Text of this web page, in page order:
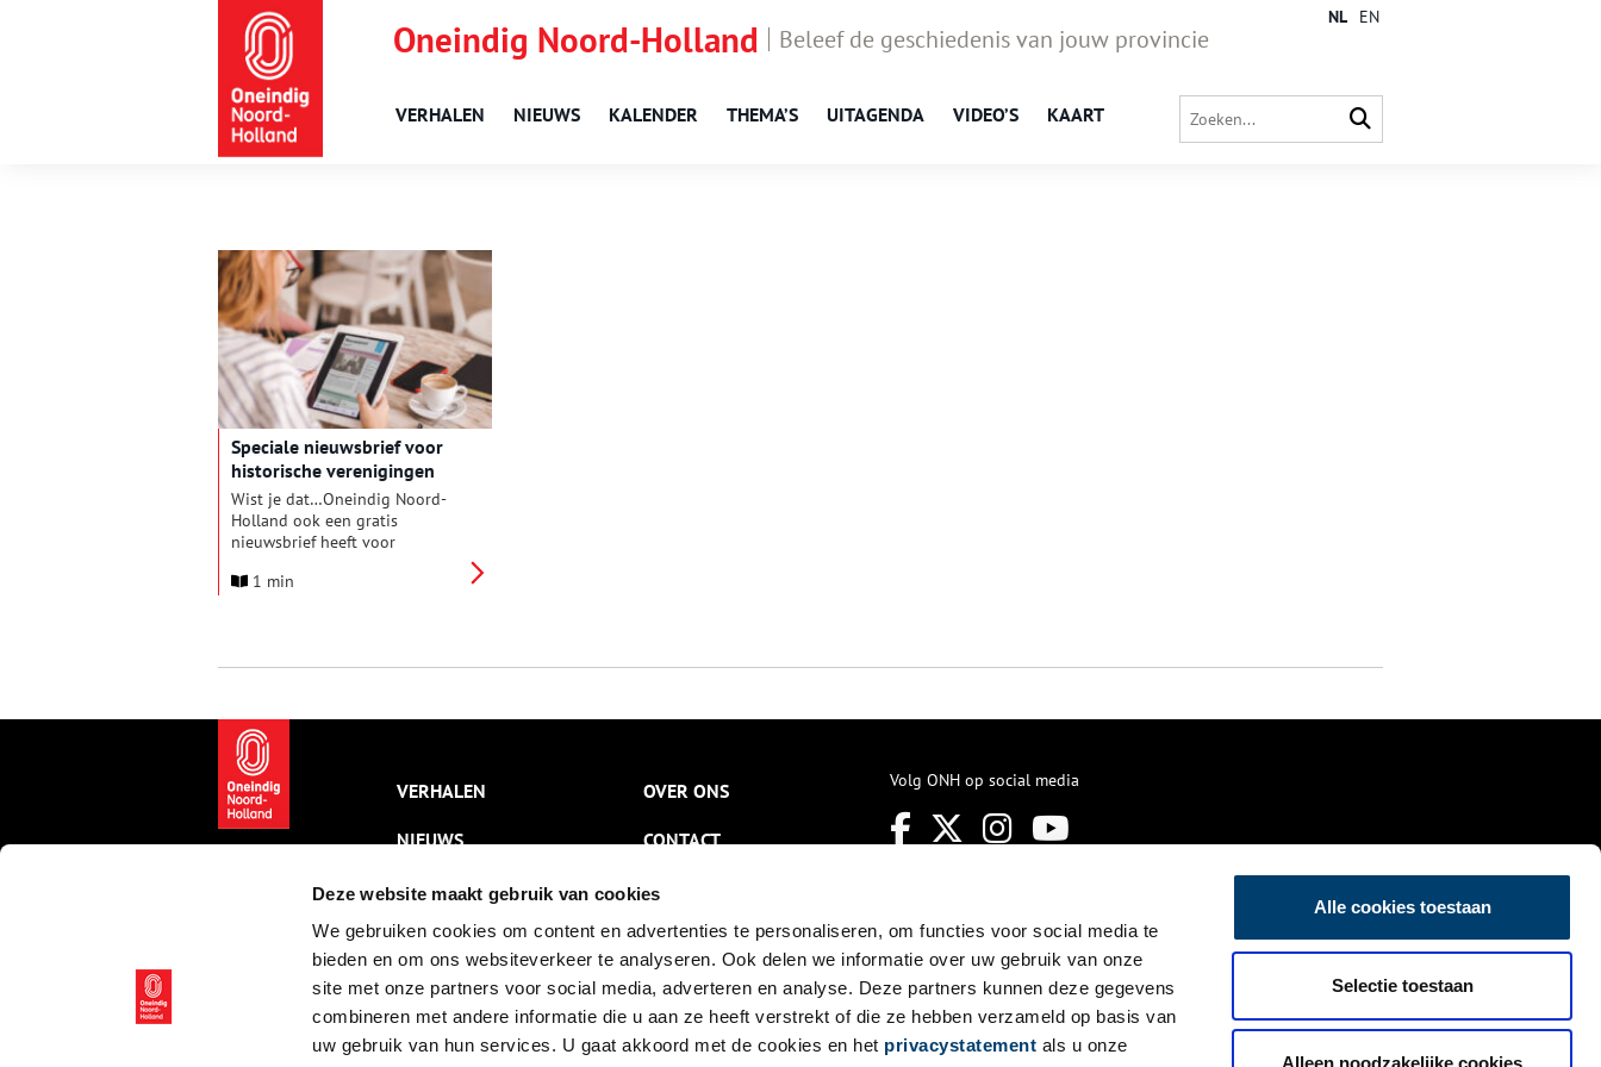
Deze website maakt gebruik van cookies
We gebruiken cookies om content en advertenties te personaliseren, om functies voor social media te
bieden en om ons websiteverkeer te analyseren. Ook delen we informatie over uw gebruik van onze
site met onze partners voor social media, adverteren en analyse. Deze partners kunnen deze gegevens
combineren met andere informatie die u aan ze heeft verstrekt of die ze hebben verzameld op basis van
uw gebruik van hun services. U gaat akkoord met de cookies en het privacystatement als u onze
Alle cookies toestaan
Selectie toestaan
Alleen noodzakelijke cookies
Oneindig Noord-Holland Beleef de geschiedenis van jouw provincie
VERHALEN NIEUWS KALENDER THEMA’S UITAGENDA VIDEO’S KAART
NL EN
Speciale nieuwsbrief voor
historische verenigingen
Wist je dat…Oneindig Noord-
Holland ook een gratis
nieuwsbrief heeft voor
(amateur-)historici? In deze
historische verenigingen, het
verenigingen en natuurlijk
nieuwtjes van de redactie van
Oneindig Noord-Holland.
1 min
VERHALEN
NIEUWS
KALENDER
THEMA’S
ACTIVITEITEN
VIDEO’S
OVER ONS
CONTACT
NIEUWSBRIEF
DISCLAIMER
PRIVACY
TOEGANKELIJKHEID
Volg ONH op social media